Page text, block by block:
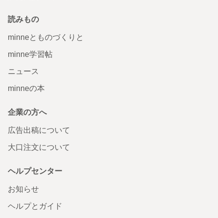
読みもの
minneとものづくりと
minne学習帖
ニュース
minneの本
企業の方へ
広告出稿について
大口注文について
ヘルプセンター
お知らせ
ヘルプとガイド